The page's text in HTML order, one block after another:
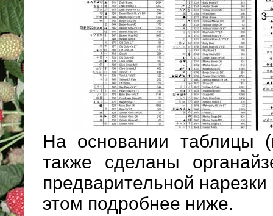
На основании таблицы
также сделаны
предварительной
этом подробнее ниже.